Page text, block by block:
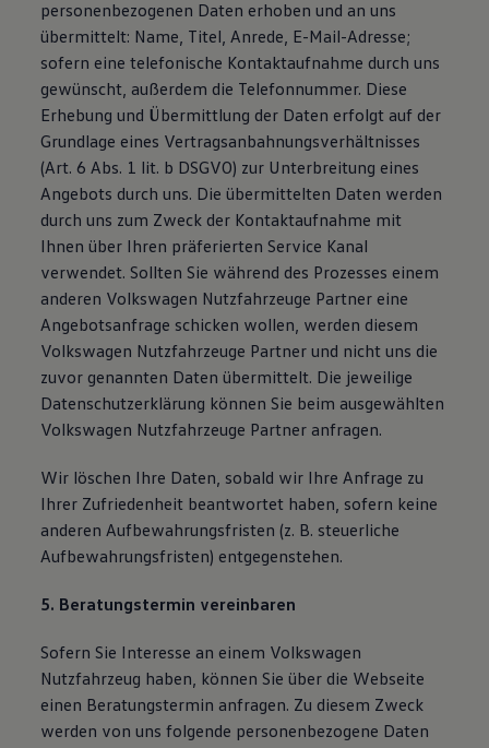
personenbezogenen Daten erhoben und an uns
übermittelt: Name, Titel, Anrede, E-Mail-Adresse;
sofern eine telefonische Kontaktaufnahme durch uns
gewünscht, außerdem die Telefonnummer. Diese
Erhebung und Übermittlung der Daten erfolgt auf der
Grundlage eines Vertragsanbahnungsverhältnisses
(Art. 6 Abs. 1 lit. b DSGVO) zur Unterbreitung eines
Angebots durch uns. Die übermittelten Daten werden
durch uns zum Zweck der Kontaktaufnahme mit
Ihnen über Ihren präferierten Service Kanal
verwendet. Sollten Sie während des Prozesses einem
anderen Volkswagen Nutzfahrzeuge Partner eine
Angebotsanfrage schicken wollen, werden diesem
Volkswagen Nutzfahrzeuge Partner und nicht uns die
zuvor genannten Daten übermittelt. Die jeweilige
Datenschutzerklärung können Sie beim ausgewählten
Volkswagen Nutzfahrzeuge Partner anfragen.
Wir löschen Ihre Daten, sobald wir Ihre Anfrage zu
Ihrer Zufriedenheit beantwortet haben, sofern keine
anderen Aufbewahrungsfristen (z. B. steuerliche
Aufbewahrungsfristen) entgegenstehen.
5. Beratungstermin vereinbaren
Sofern Sie Interesse an einem Volkswagen
Nutzfahrzeug haben, können Sie über die Webseite
einen Beratungstermin anfragen. Zu diesem Zweck
werden von uns folgende personenbezogene Daten